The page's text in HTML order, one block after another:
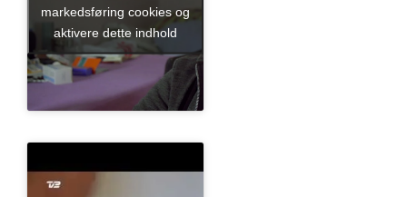
markedsføring cookies og
aktivere dette indhold